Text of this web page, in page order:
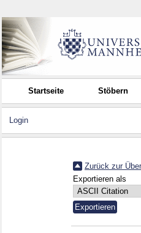
Startseite Stöbern
Login
Zurück zur
Exportieren als